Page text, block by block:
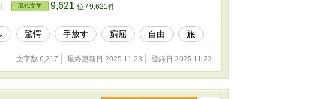
現代文学 9,621 位 / 9,621件
驚愕 手放す 窮屈 自由 旅
文字数 6,217 最終更新日 2025.11.23 登録日 2025.11.23